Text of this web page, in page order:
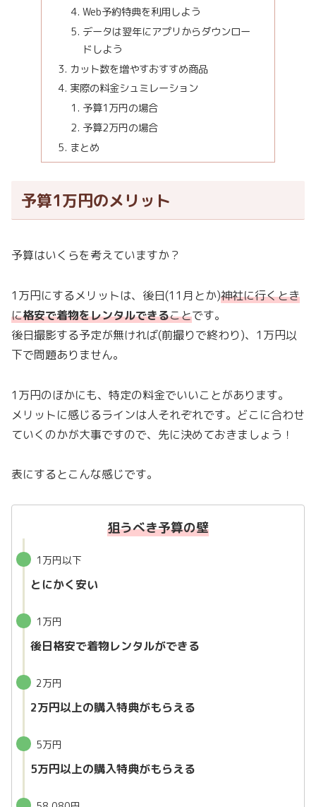
Web予約特典を利用しよう
データは翌年にアプリからダウンロー
ドしよう
カット数を増やすおすすめ商品
実際の料金シュミレーション
予算1万円の場合
予算2万円の場合
まとめ
予算1万円のメリット
予算はいくらを考えていますか？
1万円にするメリットは、後日(11月とか)神社に行くとき
に格安で着物をレンタルできることです。
後日撮影する予定が無ければ(前撮りで終わり)、1万円以
下で問題ありません。
1万円のほかにも、特定の料金でいいことがあります。
メリットに感じるラインは人それぞれです。どこに合わせ
ていくのかが大事ですので、先に決めておきましょう！
表にするとこんな感じです。
狙うべき予算の壁
1万円以下
とにかく安い
1万円
後日格安で着物レンタルができる
2万円
2万円以上の購入特典がもらえる
5万円
5万円以上の購入特典がもらえる